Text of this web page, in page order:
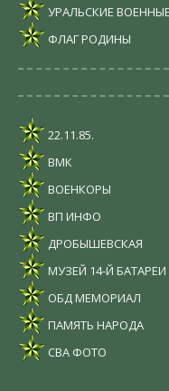
УРАЛЬСКИЕ
ФЛАГ РОДИНЫ
22.11.85.
ВМК
ВОЕНКОРЫ
ВП ИНФО
ДРОБЫШЕВСКАЯ
МУЗЕЙ 14-Й БАТАРЕИ
ОБД МЕМОРИАЛ
ПАМЯТЬ НАРОДА
СВА ФОТО